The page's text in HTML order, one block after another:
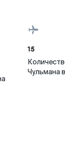
15
Чульмана